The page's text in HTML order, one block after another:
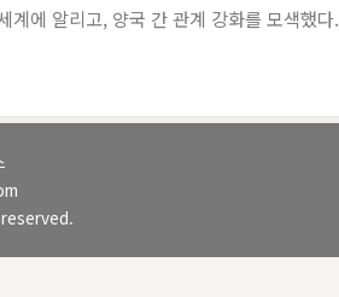
계에 알리고, 양국 간 관계 강화를 모색했다.